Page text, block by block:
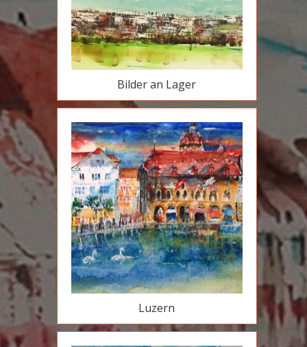
Bilder an Lager
Luzern